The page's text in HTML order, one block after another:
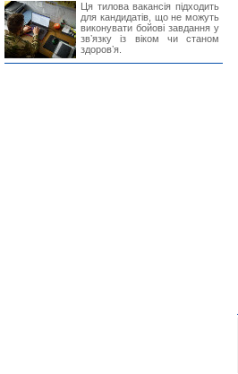
Ця тилова вакансія підходить
для кандидатів, що не можуть
виконувати бойові завдання у
звʼязку із віком чи станом
здоровʼя.